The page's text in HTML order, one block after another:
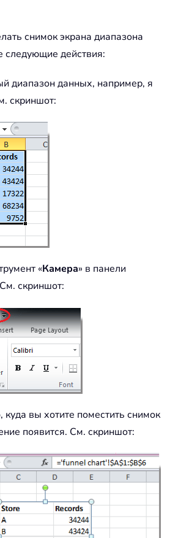
снимок экрана диапазона
следующие действия:
диапазон данных, например, я
скриншот:
«Камера» в панели
скриншот:
вы хотите поместить снимок
появится. См. скриншот: